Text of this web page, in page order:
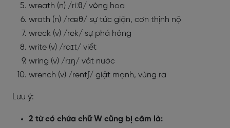
wreath (n) /riːθ/ vòng hoa
wrath (n) /ræθ/ sự tức giận, cơn thịnh nộ
wreck (v) /rek/ sự phá hỏng
write (v) /raɪt/ viết
wring (v) /rɪŋ/ vắt nước
wrench (v) /rentʃ/ giật mạnh, vùng ra
Lưu ý:
2 từ có chứa chữ W cũng bị câm là: